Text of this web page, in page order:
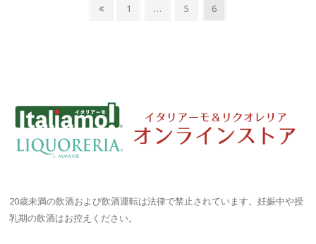
ー
シ
PreviousPage
1 … Page
5 Page
6
20歳未満の飲酒および飲酒運転は法律で禁止されています。妊娠中や授
乳期の飲酒はお控えください。